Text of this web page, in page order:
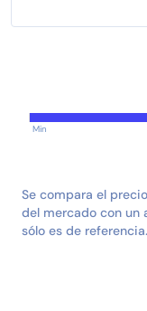
Min
Se compara el
del mercado con
sólo es de referencia.